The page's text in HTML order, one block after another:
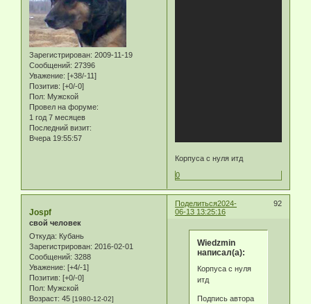
Зарегистрирован: 2009-11-19
Сообщений: 27396
Уважение: [+38/-11]
Позитив: [+0/-0]
Пол: Мужской
Провел на форуме:
1 год 7 месяцев
Последний визит:
Вчера 19:55:57
Корпуса с нуля итд
0
Поделиться 92
2024-
06-13 13:25:16
Jospf
свой человек
Откуда: Кубань
Зарегистрирован: 2016-02-01
Сообщений: 3288
Уважение: [+4/-1]
Позитив: [+0/-0]
Пол: Мужской
Возраст: 45 [1980-12-02]
Wiedzmin
написал(а):
Корпуса с нуля
итд
Подпись автора